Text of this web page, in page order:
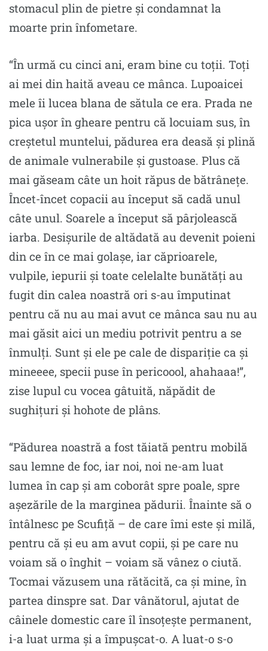
stomacul plin de pietre şi condamnat la
moarte prin înfometare.
“În urmă cu cinci ani, eram bine cu toții. Toţi
ai mei din haită aveau ce mânca. Lupoaicei
mele îi lucea blana de sătula ce era. Prada ne
pica uşor în gheare pentru că locuiam sus, în
creștetul muntelui, pădurea era deasă şi plină
de animale vulnerabile şi gustoase. Plus că
mai găseam câte un hoit răpus de bătrânețe.
Încet-încet copacii au început să cadă unul
câte unul. Soarele a început să pârjolească
iarba. Desişurile de altădată au devenit poieni
din ce în ce mai golașe, iar căprioarele,
vulpile, iepurii şi toate celelalte bunătăţi au
fugit din calea noastră ori s-au împutinat
pentru că nu au mai avut ce mânca sau nu au
mai găsit aici un mediu potrivit pentru a se
înmulţi. Sunt şi ele pe cale de dispariţie ca şi
mineeee, specii puse în pericoool, ahahaaa!”,
zise lupul cu vocea gâtuită, năpădit de
sughiţuri şi hohote de plâns.
“Pădurea noastră a fost tăiată pentru mobilă
sau lemne de foc, iar noi, noi ne-am luat
lumea în cap şi am coborât spre poale, spre
aşezările de la marginea pădurii. Înainte să o
întâlnesc pe Scufiţă – de care îmi este şi milă,
pentru că şi eu am avut copii, şi pe care nu
voiam să o înghit – voiam să vânez o ciută.
Tocmai văzusem una rătăcită, ca şi mine, în
partea dinspre sat. Dar vânătorul, ajutat de
câinele domestic care îl însoțește permanent,
i-a luat urma şi a împuşcat-o. A luat-o s-o